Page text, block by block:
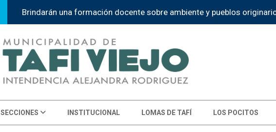
Sumate al curso con puntaje docente "Cuidarse para enseñar"
SECCIONES INSTITUCIONAL LOMAS DE TAFÍ LOS POCITOS